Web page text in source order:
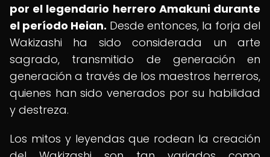
por el legendario herrero Amakuni durante
el período Heian. Desde entonces, la forja del
Wakizashi ha sido considerada un arte
sagrado, transmitido de generación en
generación a través de los maestros herreros,
quienes han sido venerados por su habilidad
y destreza.
Los mitos y leyendas que rodean la creación